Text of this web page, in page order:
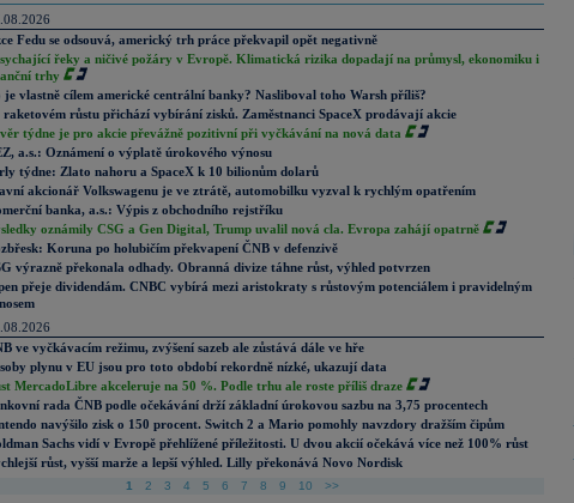
Fedu se odsouvá, americký trh práce překvapil opět negativně
řeky a ničivé požáry v Evropě. Klimatická rizika dopadají na průmysl, ekonomiku i
trhy
je vlastně cílem americké centrální banky? Nasliboval toho Warsh příliš?
raketovém růstu přichází vybírání zisků. Zaměstnanci SpaceX prodávají akcie
týdne je pro akcie převážně pozitivní při vyčkávání na nová data
a.s.: Oznámení o výplatě úrokového výnosu
týdne: Zlato nahoru a SpaceX k 10 bilionům dolarů
akcionář Volkswagenu je ve ztrátě, automobilku vyzval k rychlým opatřením
banka, a.s.: Výpis z obchodního rejstříku
oznámily CSG a Gen Digital, Trump uvalil nová cla. Evropa zahájí opatrně
Koruna po holubičím překvapení ČNB v defenzivě
výrazně překonala odhady. Obranná divize táhne růst, výhled potvrzen
přeje dividendám. CNBC vybírá mezi aristokraty s růstovým potenciálem i pravidelným
ve vyčkávacím režimu, zvýšení sazeb ale zůstává dále ve hře
plynu v EU jsou pro toto období rekordně nízké, ukazují data
MercadoLibre akceleruje na 50 %. Podle trhu ale roste příliš draze
rada ČNB podle očekávání drží základní úrokovou sazbu na 3,75 procentech
navýšilo zisk o 150 procent. Switch 2 a Mario pomohly navzdory dražším čipům
Sachs vidí v Evropě přehlížené příležitosti. U dvou akcií očekává více než 100% růst
růst, vyšší marže a lepší výhled. Lilly překonává Novo Nordisk
1 2 3 4 5 6 7 8 9 10 >>